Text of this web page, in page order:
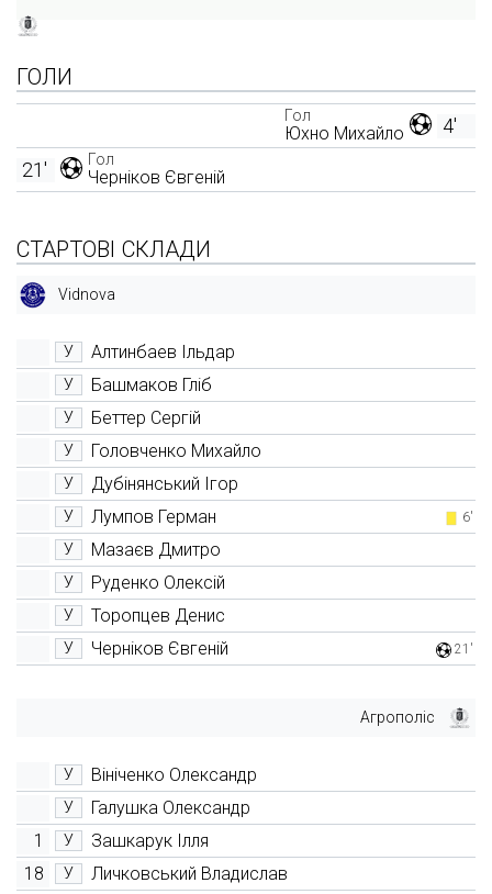
ГОЛИ
4'
Гол
Юхно Михайло
Гол
Черніков Євгеній
21'
СТАРТОВІ СКЛАДИ
Vidnova
У Алтинбаев Ільдар
У Башмаков Гліб
У Беттер Сергій
У Головченко Михайло
У Дубінянський Ігор
У Лумпов Герман 6'
У Мазаєв Дмитро
У Руденко Олексій
У Торопцев Денис
У Черніков Євгеній 21'
Агрополіс
У Вініченко Олександр
У
Галушка Олександр
1
У
Зашкарук Ілля
18
У
Личковський Владислав